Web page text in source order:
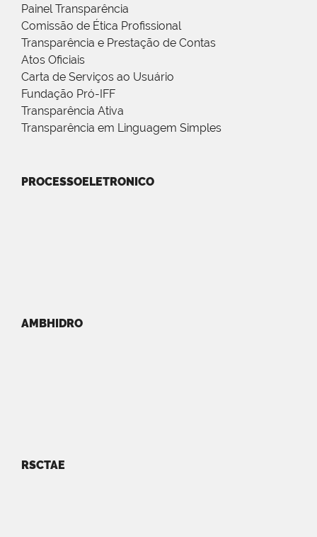
Painel Transparência
Comissão de Ética Profissional
Transparência e Prestação de Contas
Atos Oficiais
Carta de Serviços ao Usuário
Fundação Pró-IFF
Transparência Ativa
Transparência em Linguagem Simples
PROCESSOELETRONICO
AMBHIDRO
RSCTAE